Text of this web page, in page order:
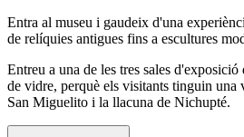
Entra al museu i gaudeix d'una
de relíquies antigues fins a escultures
Entreu a una de les tres sales
de vidre, perquè els visitants tinguin una
San Miguelito i la llacuna de Nichupté.